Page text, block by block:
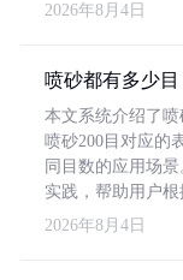
2026年8月4日
喷砂都有多少目
本文系统介绍了
喷砂200目对应的
同目数的应用场
实践，帮助用户根
2026年8月4日